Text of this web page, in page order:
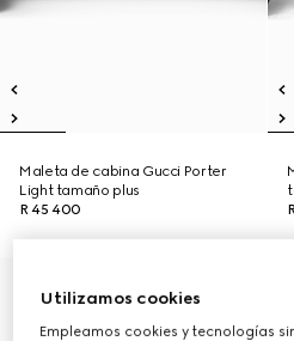
Maleta de cabina Gucci Porter
Light tamaño plus
R 45 400
Utilizamos cookies
Empleamos cookies y tecnologías